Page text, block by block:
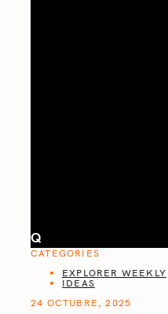
Q
CATEGORIES
EXPLORER WEEKLY
IDEAS
24 OCTUBRE, 2025